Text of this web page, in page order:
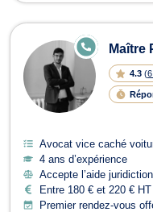
Maître
4.3 (
E
N
N
E
Avocat vice caché
4 ans d’expérience
Accepte l’aide
Entre 180 € et 220 € HT
Premier rendez-vous